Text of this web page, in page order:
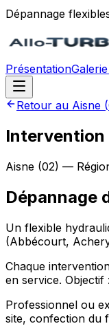
Dépannage
Présentation
Retour au Aisne (
Intervention
Aisne (02) —
Dépannage
Un flexible
(Abbécourt,
Chaque
en service.
Professionnel ou
site, confection du